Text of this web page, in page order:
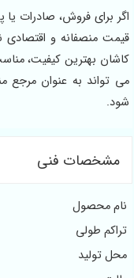
اگر برای فروش، صادرات
قیمت منصفانه و اقتصادی
کاشان بهترین کیفیت،
می تواند به عنوان مرجع
شود.
مشخصات فنی
نام محصول
تراکم طولی
محل تولید